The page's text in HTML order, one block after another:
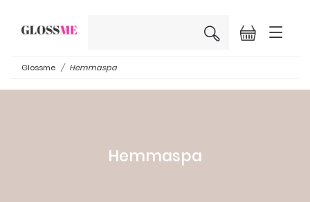
×
Glossme Hemmaspa
Hemmaspa